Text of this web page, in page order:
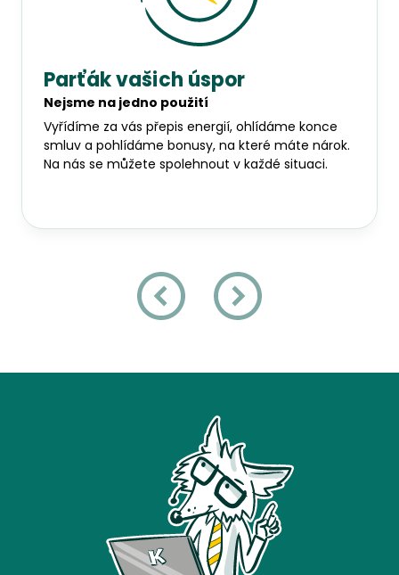
Parťák vašich úspor
Nejsme na jedno použití
Vyřídíme za vás přepis energií, ohlídáme konce
smluv a pohlídáme bonusy, na které máte nárok.
Na nás se můžete spolehnout v každé situaci.
Zpět Vpřed